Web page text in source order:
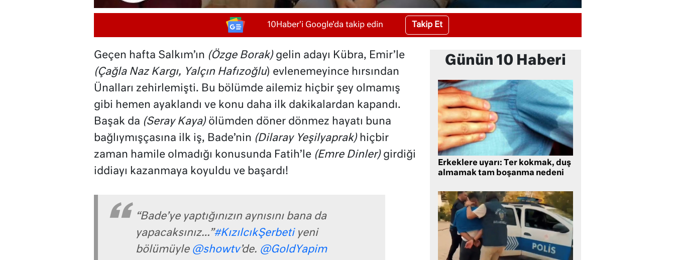
10Haber'i Google'da takip edin Takip Et
Geçen hafta Salkım’ın (Özge Borak)gelin adayı Kübra, Emir’le
(Çağla Naz Kargı, Yalçın Hafızoğlu) evlenemeyince hırsından
Ünalları zehirlemişti. Bu bölümde ailemiz hiçbir şey olmamış
gibi hemen ayaklandı ve konu daha ilk dakikalardan kapandı.
Başak da (Seray Kaya)ölümden döner dönmez hayatı buna
bağlıymışçasına ilk iş, Bade’nin (Dilaray Yeşilyaprak)hiçbir
zaman hamile olmadığı konusunda Fatih’le (Emre Dinler)girdiği
iddiayı kazanmaya koyuldu ve başardı!
“Bade’ye yaptığınızın aynısını bana da
yapacaksınız…”#KızılcıkŞerbetiyeni
bölümüyle @showtv’de. @GoldYapim
Günün 10 Haberi
Erkeklere uyarı: Ter kokmak, duş
almamak tam boşanma nedeni